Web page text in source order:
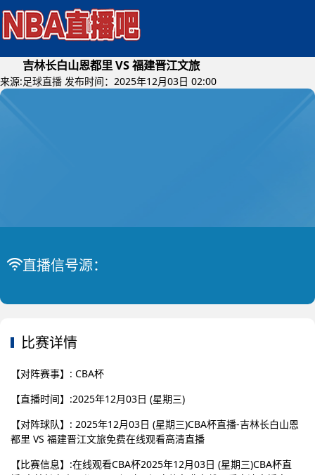
吉林长白山恩都里 VS 福建晋江文旅
来源:足球直播 发布时间：2025年12月03日 02:00
直播信号源：
比赛详情
【对阵赛事】: CBA杯
【直播时间】:2025年12月03日 (星期三)
【对阵球队】: 2025年12月03日 (星期三)CBA杯直播-吉林长白山恩
都里 VS 福建晋江文旅免费在线观看高清直播
【比赛信息】:在线观看CBA杯2025年12月03日 (星期三)CBA杯直